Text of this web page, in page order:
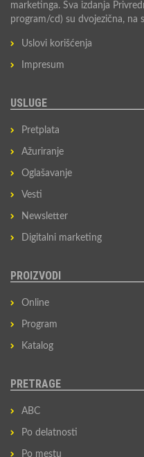
marketinga. Sva izdanja
program/cd) su dvojezična, na
Uslovi korišćenja
Impresum
USLUGE
Pretplata
Ažuriranje
Oglašavanje
Vesti
Newsletter
Digitalni marketing
PROIZVODI
Online
Program
Katalog
PRETRAGE
ABC
Po delatnosti
Po mestu